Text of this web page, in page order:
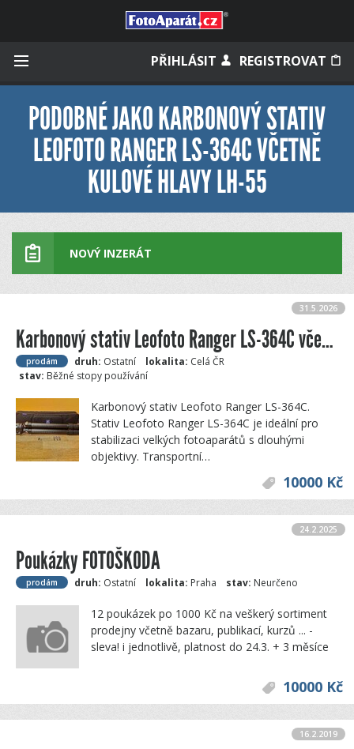
PŘIHLÁSIT REGISTROVAT
Zapamatovat
Zapomněli jste heslo?
PODOBNÉ JAKO KARBONOVÝ STATIV
LEOFOTO RANGER LS-364C VČETNĚ
KULOVÉ HLAVY LH-55
NOVÝ INZERÁT
31.5.2026
Karbonový stativ Leofoto Ranger LS-364C včetně kulové hlavy LH-55
prodám druh: Ostatní lokalita: Celá ČR
stav: Běžné stopy používání
Karbonový stativ Leofoto Ranger LS-364C.
Stativ Leofoto Ranger LS-364C je ideální pro
stabilizaci velkých fotoaparátů s dlouhými
objektivy. Transportní…
10000 Kč
24.2.2025
Poukázky FOTOŠKODA
prodám druh: Ostatní lokalita: Praha stav: Neurčeno
12 poukázek po 1000 Kč na veškerý sortiment
prodejny včetně bazaru, publikací, kurzů ... -
sleva! i jednotlivě, platnost do 24.3. + 3 měsíce
10000 Kč
16.2.2019